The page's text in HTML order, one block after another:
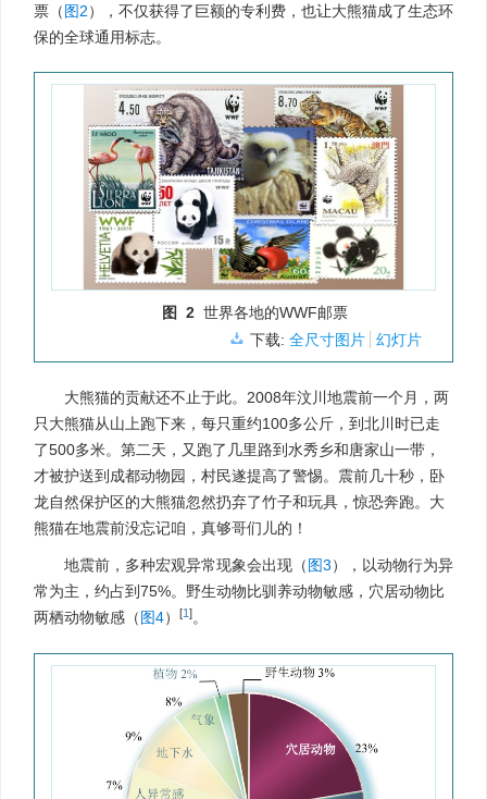
票（图2），不仅获得了巨额的专利费，也让大熊猫成了生态环
保的全球通用标志。
图 2 世界各地的WWF邮票
下载: 全尺寸图片 幻灯片
大熊猫的贡献还不止于此。2008年汶川地震前一个月，两
只大熊猫从山上跑下来，每只重约100多公斤，到北川时已走
了500多米。第二天，又跑了几里路到水秀乡和唐家山一带，
才被护送到成都动物园，村民遂提高了警惕。震前几十秒，卧
龙自然保护区的大熊猫忽然扔弃了竹子和玩具，惊恐奔跑。大
熊猫在地震前没忘记咱，真够哥们儿的！
地震前，多种宏观异常现象会出现（图3），以动物行为异
常为主，约占到75%。野生动物比驯养动物敏感，穴居动物比
两栖动物敏感（图4） [1]。